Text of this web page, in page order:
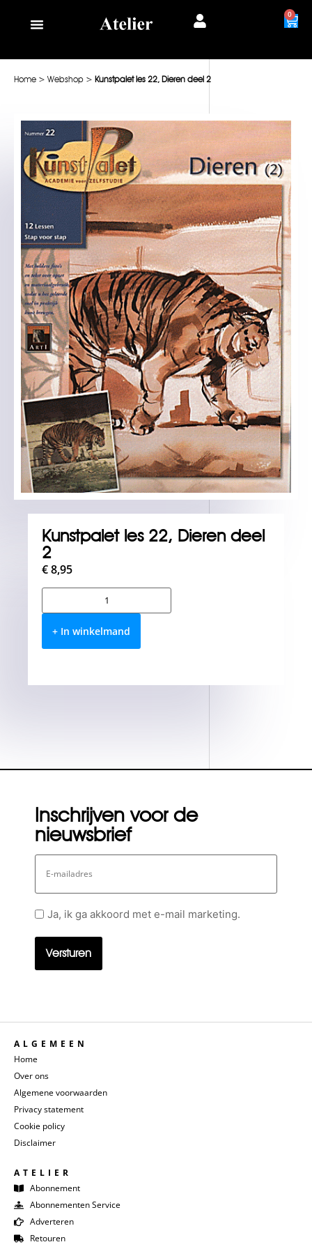
0
Home > Webshop > Kunstpalet les 22, Dieren deel 2
Kunstpalet les 22, Dieren deel
2
€8,95
+ In winkelmand
Inschrijven voor de
nieuwsbrief
E-
mailadres
GeenJa, ik ga akkoord met e-mail marketing.
ALGEMEEN
Home
Over ons
Algemene voorwaarden
Privacy statement
Cookie policy
Disclaimer
ATELIER
Abonnement
Abonnementen Service
Adverteren
Retouren